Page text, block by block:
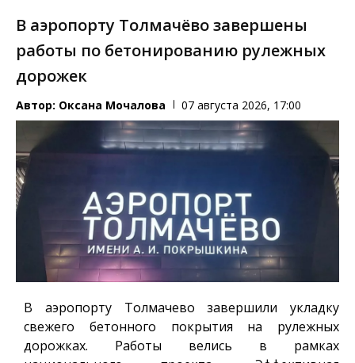
В аэропорту Толмачёво завершены
работы по бетонированию рулежных
дорожек
Автор: Оксана Мочалова 07 августа 2026, 17:00
В аэропорту Толмачево завершили укладку
свежего бетонного покрытия на рулежных
дорожках. Работы велись в рамках